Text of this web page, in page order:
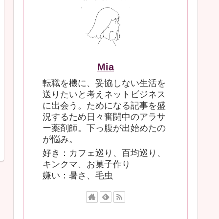
Mia
転職を機に、妥協しない生活を
送りたいと考えネットビジネス
に出会う。ためになる記事を盛
況するため日々奮闘中のアラサ
ー薬剤師。下っ腹が出始めたの
が悩み。
好き：カフェ巡り、百均巡り、
キンクマ、お菓子作り
嫌い：暑さ、毛虫